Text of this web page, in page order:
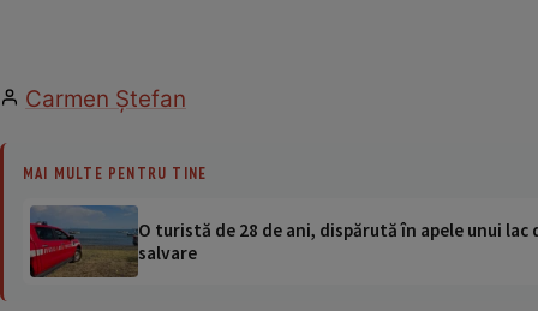
Carmen Ştefan
MAI MULTE PENTRU TINE
O turistă de 28 de ani, dispărută în apele unui
salvare